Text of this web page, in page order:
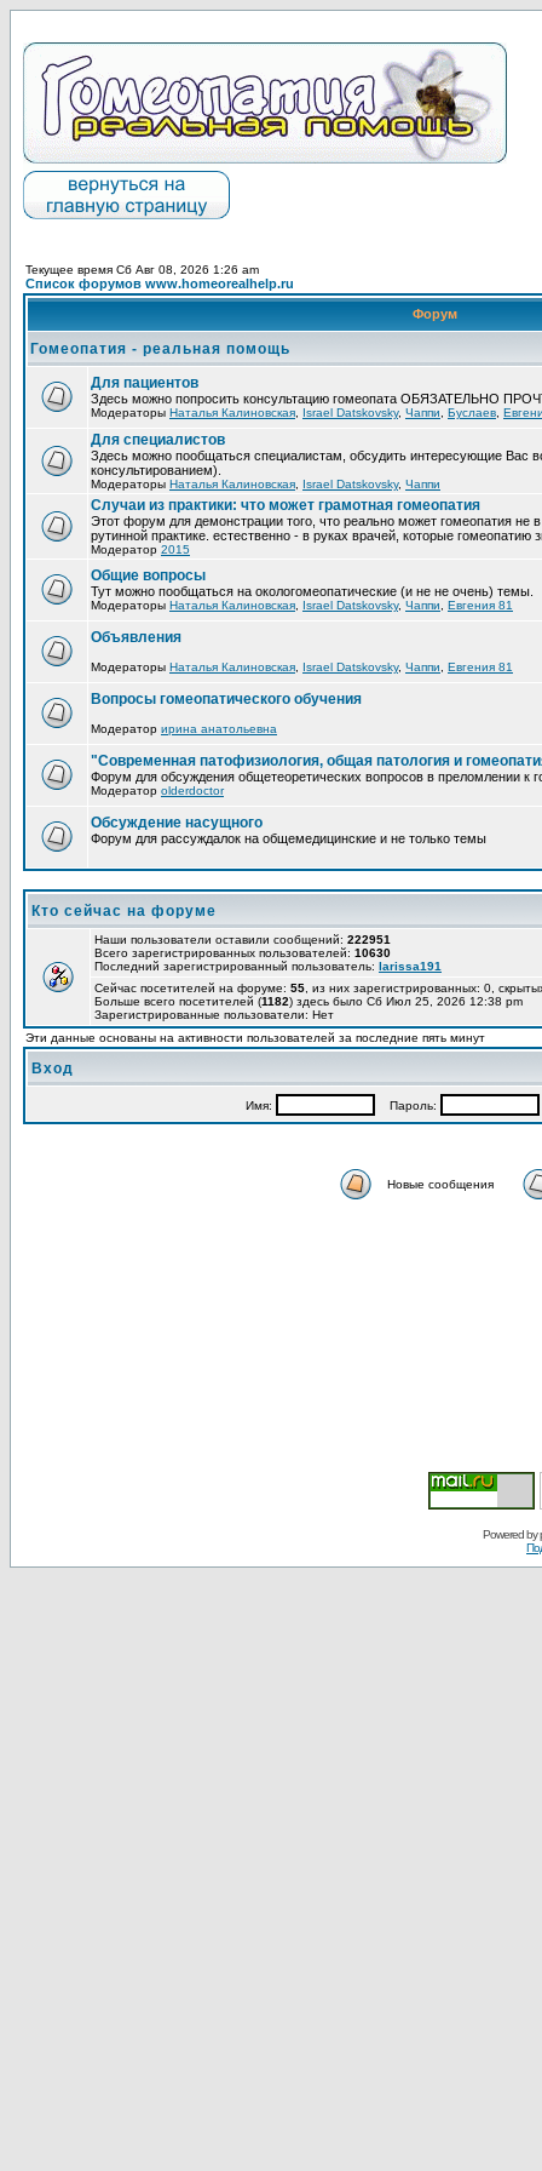
Текущее время Сб Авг 08, 2026 1:26 am
Список форумов www.homeorealhelp.ru
Форум
Гомеопатия - реальная помощь
Для пациентов
Здесь можно попросить консультацию гомеопата ОБЯЗАТЕЛЬНО
Модераторы Наталья Калиновская Israel Datskovsky, Чаппи Буслаев
Для специалистов
Здесь можно пообщаться специалистам, обсудить интересующие Вас
консультированием).
Модераторы Наталья Калиновская Israel Datskovsky, Чаппи
Случаи из практики: что может грамотная гомеопатия
Этот форум для демонстрации того, что реально может гомеопатия не
рутинной практике. естественно - в руках врачей, которые гомеопатию
Модератор 2015
Общие вопросы
Тут можно пообщаться на окологомеопатические (и не не очень) темы.
Модераторы Наталья Калиновская Israel Datskovsky, Чаппи Евгения 81
Объявления
Модераторы Наталья Калиновская Israel Datskovsky, Чаппи Евгения 81
Вопросы гомеопатического обучения
Модератор ирина анатольевна
"Современная патофизиология, общая патология и
Форум для обсуждения общетеоретических вопросов в преломлении к
Модератор olderdoctor
Обсуждение насущного
Форум для рассуждалок на общемедицинские и не только темы
Кто сейчас на форуме
Наши пользователи оставили сообщений: 222951
Всего зарегистрированных пользователей: 10630
Последний зарегистрированный пользователь: larissa191
Сейчас посетителей на форуме: 55 , из них зарегистрированных: 0,
Больше всего посетителей (1182) здесь было Сб Июл 25, 2026 12:38 pm
Зарегистрированные пользователи: Нет
Эти данные основаны на активности пользователей за последние пять минут
Вход
Имя: Пароль:
Новые сообщения
Powered by